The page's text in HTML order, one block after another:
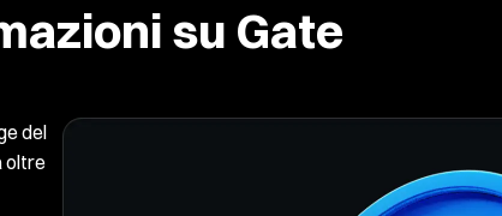
su Gate
del
oltre